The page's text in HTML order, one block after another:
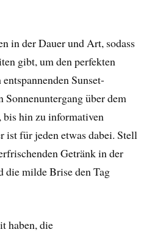
in der Dauer und Art, sodass
gibt, um den perfekten
Sunset-
Sonnenuntergang über dem
bis hin zu informativen
ist für jeden etwas dabei. Stell
Getränk in der
die milde Brise den Tag
haben, die